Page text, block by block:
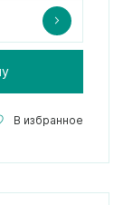
В избранное